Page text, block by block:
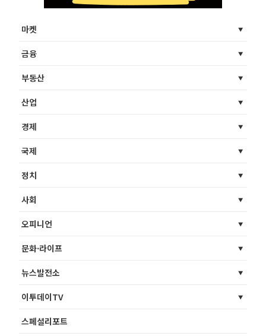
마켓
금융
부동산
산업
경제
국제
정치
사회
오피니언
문화·라이프
뉴스발전소
이투데이TV
스페셜리포트